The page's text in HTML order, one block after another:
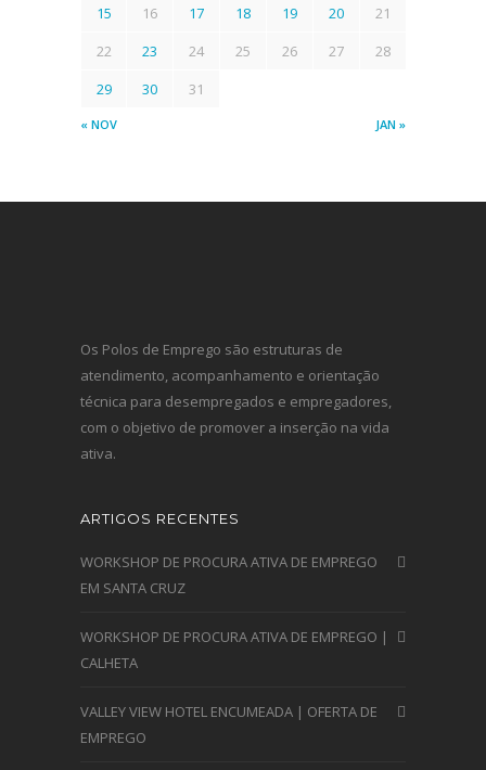
« NOV JAN »
15
16 17 18 19 20
21
22
23 24 25 26 27
28
29
30 31
Os Polos de Emprego são estruturas de
atendimento, acompanhamento e orientação
técnica para desempregados e empregadores,
com o objetivo de promover a inserção na vida
ativa.
ARTIGOS RECENTES
WORKSHOP DE PROCURA ATIVA DE EMPREGO
EM SANTA CRUZ
WORKSHOP DE PROCURA ATIVA DE EMPREGO |
CALHETA
VALLEY VIEW HOTEL ENCUMEADA | OFERTA DE
EMPREGO